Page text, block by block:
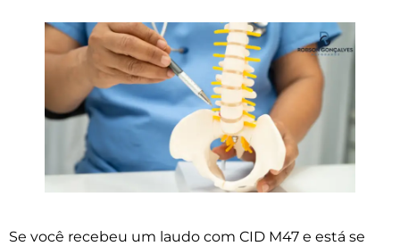
Se você recebeu um laudo com CID M47 e está se